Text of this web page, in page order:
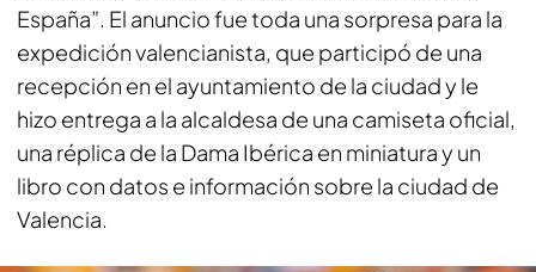
España”. El anuncio fue toda una sorpresa para la
expedición valencianista, que participó de una
recepción en el ayuntamiento de la ciudad y le
hizo entrega a la alcaldesa de una camiseta oficial,
una réplica de la Dama Ibérica en miniatura y un
libro con datos e información sobre la ciudad de
Valencia.